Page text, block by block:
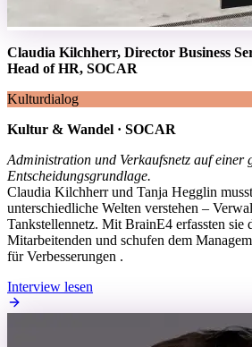
Claudia Kilchherr, Director Business
Head of HR, SOCAR
Kulturdialog
Kultur & Wandel · SOCAR
Administration und Verkaufsnetz auf einer
Entscheidungsgrundlage.
Claudia Kilchherr und Tanja Hegglin
unterschiedliche Welten verstehen –
Tankstellennetz. Mit BrainE4 erfassten sie
Mitarbeitenden und schufen dem
für Verbesserungen .
Interview lesen